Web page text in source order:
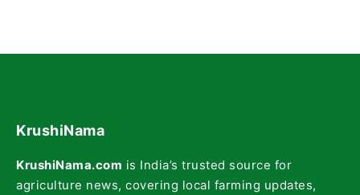
KrushiNama
KrushiNama.com is India’s trusted source for
agriculture news, covering local farming updates,